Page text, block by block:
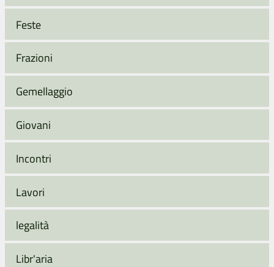
Feste
Frazioni
Gemellaggio
Giovani
Incontri
Lavori
legalità
Libr'aria